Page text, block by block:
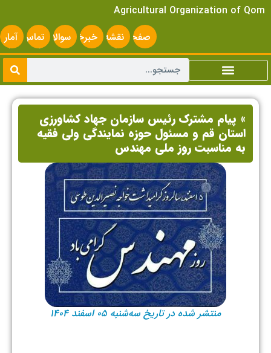
Agricultural Organization of Qom
صفحه
اصلی
نقشه
سایت
خبرخوانسوالات
متداول
تماس
با ما
آمار
» پیام مشترک رئیس سازمان جهاد کشاورزی
استان قم و مسئول حوزه نمایندگی ولی فقیه
به مناسبت روز ملی مهندس
منتشر شده در تاریخ سه‌شنبه ۰۵ اسفند ۱۴۰۴